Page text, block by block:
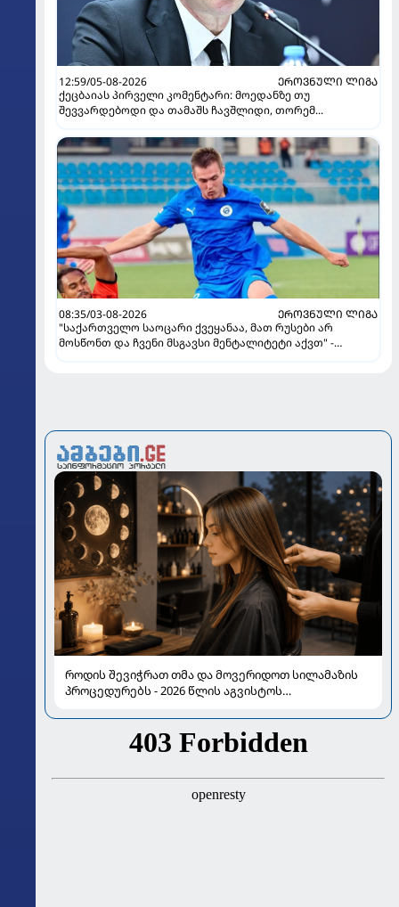
12:59/05-08-2026
ᲔᲠᲝᲕᲜᲣᲚᲘ ᲚᲘᲒᲐ
ქეცბაიას პირველი კომენტარი: მოედანზე თუ
შევვარდებოდი და თამაშს ჩავშლიდი, თორემ...
08:35/03-08-2026
ᲔᲠᲝᲕᲜᲣᲚᲘ ᲚᲘᲒᲐ
"საქართველო საოცარი ქვეყანაა, მათ რუსები არ
მოსწონთ და ჩვენი მსგავსი მენტალიტეტი აქვთ" -
როდის შევიჭრათ თმა და მოვერიდოთ სილამაზის
პროცედურებს - 2026 წლის აგვისტოს